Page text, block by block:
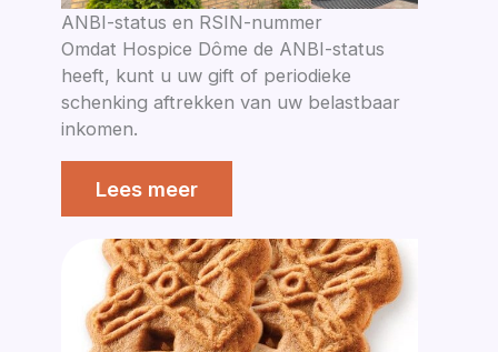
ANBI-status en RSIN-nummer
Omdat Hospice Dôme de ANBI-status
heeft, kunt u uw gift of periodieke
schenking aftrekken van uw belastbaar
inkomen.
Lees meer